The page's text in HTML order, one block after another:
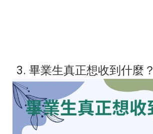
3. 畢業生真正想收到什麼？